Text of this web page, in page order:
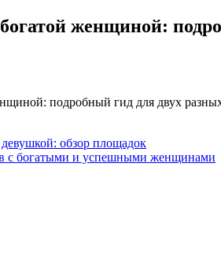
женщиной:
девушкой: обзор площадок
с богатыми и успешными женщинами